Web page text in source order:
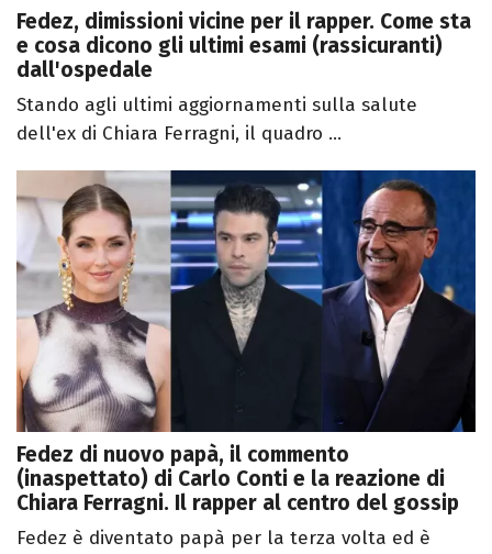
Fedez, dimissioni vicine per il rapper. Come sta
e cosa dicono gli ultimi esami (rassicuranti)
dall'ospedale
Stando agli ultimi aggiornamenti sulla salute
dell'ex di Chiara Ferragni, il quadro ...
Fedez di nuovo papà, il commento
(inaspettato) di Carlo Conti e la reazione di
Chiara Ferragni. Il rapper al centro del gossip
Fedez è diventato papà per la terza volta ed è